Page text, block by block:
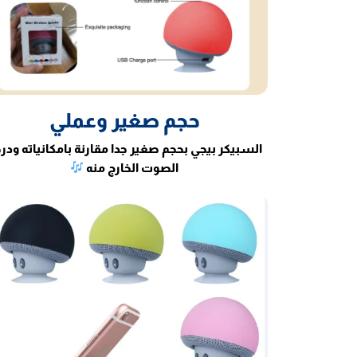
حجم صغير وعملي
السبيكر بيجي بحجم صغير جدا مقارنة بامكانياته
الصوت الخارج منه